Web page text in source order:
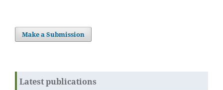
Make a Submission
Latest publications